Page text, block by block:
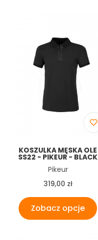
KOSZULKA MĘSKA OLE
SS22 - PIKEUR - BLACK
Producent
Pikeur
Cena
319,00 zł
Zobacz opcje